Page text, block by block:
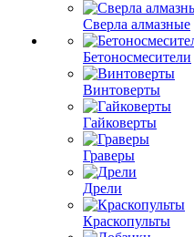
Сверла алмазные
Бетоносмесители
Винтоверты
Гайковерты
Граверы
Дрели
Краскопульты